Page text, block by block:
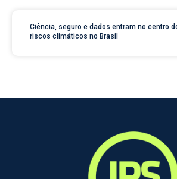
Ciência, seguro e dados entram no centro
riscos climáticos no Brasil